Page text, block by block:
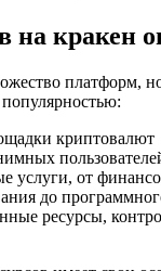
на кракен
платформ,
криптовалют
услуги, от
до
ресурсы,